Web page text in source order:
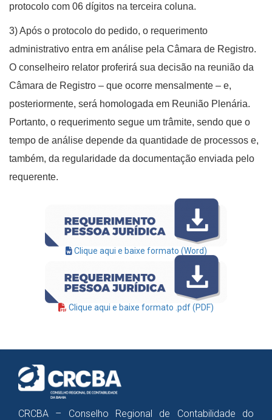
protocolo com 06 dígitos na terceira coluna.
3) Após o protocolo do pedido, o requerimento
administrativo entra em análise pela Câmara de Registro.
O conselheiro relator proferirá sua decisão na reunião da
Câmara de Registro – que ocorre mensalmente – e,
posteriormente, será homologada em Reunião Plenária.
Portanto, o requerimento segue um trâmite, sendo que o
tempo de análise depende da quantidade de processos e,
também, da regularidade da documentação enviada pelo
requerente.
Clique aqui e baixe formato (Word)
Clique aqui e baixe formato .pdf (PDF)
CRCBA – Conselho Regional de Contabilidade do